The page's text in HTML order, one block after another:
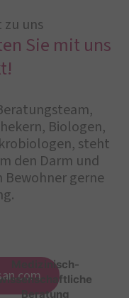
uns
Sie mit uns
Biologen,
steht
den Darm und
Bewohner gerne
Medizinisch-
Beratung